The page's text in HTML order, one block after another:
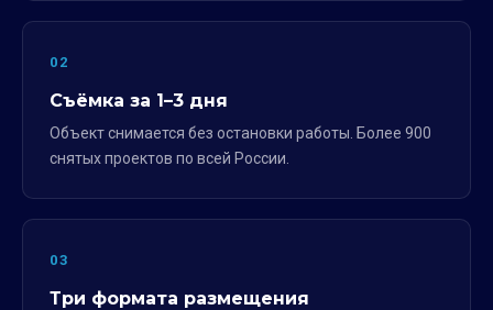
02
Съёмка за 1–3 дня
Объект снимается без остановки работы. Более 900
снятых проектов по всей России.
03
Три формата размещения